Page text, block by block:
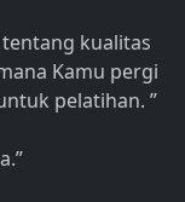
kualitas
Kamu pergi
pelatihan. ”